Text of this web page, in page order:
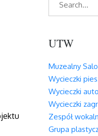
UTW
Muzealny
Wycieczki
Wycieczki
Wycieczki
Zespół
Grupa